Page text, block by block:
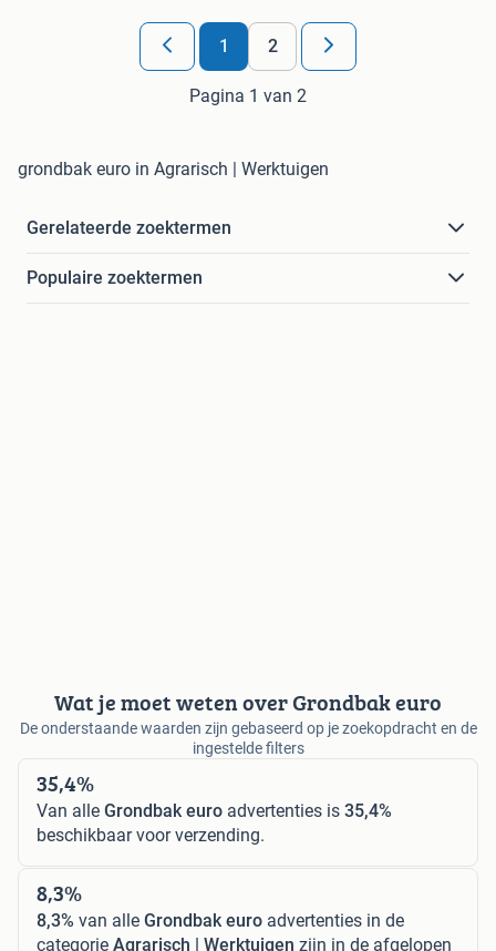
1 2
Pagina 1 van 2
grondbak euro in Agrarisch | Werktuigen
Gerelateerde zoektermen
Populaire zoektermen
Wat je moet weten over Grondbak euro
De onderstaande waarden zijn gebaseerd op je zoekopdracht en de
ingestelde filters
35,4%
Van alle Grondbak euro advertenties is 35,4%
beschikbaar voor verzending.
8,3%
8,3% van alle Grondbak euro advertenties in de
categorie Agrarisch | Werktuigen zijn in de afgelopen